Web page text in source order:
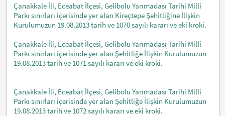
Çanakkale İli, Eceabat İlçesi, Gelibolu Yarımadası Tarihi Milli
Parkı sınırları içerisinde yer alan Kireçtepe Şehitliğine İlişkin
Kurulumuzun 19.08.2013 tarih ve 1070 sayılı kararı ve eki kroki.
Çanakkale İli, Eceabat İlçesi, Gelibolu Yarımadası Tarihi Milli
Parkı sınırları içerisinde yer alan Şehitliğe İlişkin Kurulumuzun
19.08.2013 tarih ve 1071 sayılı kararı ve eki kroki.
Çanakkale İli, Eceabat İlçesi, Gelibolu Yarımadası Tarihi Milli
Parkı sınırları içerisinde yer alan Şehitliğe İlişkin Kurulumuzun
19.08.2013 tarih ve 1072 sayılı kararı ve eki kroki.